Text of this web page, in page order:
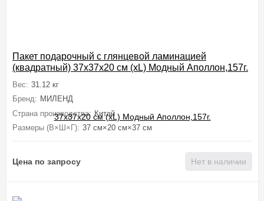
Пакет подарочный с глянцевой ламинацией
(квадратный) 37x37x20 см (xL) Модный Аполлон,157г.
Вес: 31.12 кг
Бренд: МИЛЕНД
Страна производства: Китай
Размеры (В×Ш×Г): 37 см×20 см×37 см
Цена по запросу Нет в наличии